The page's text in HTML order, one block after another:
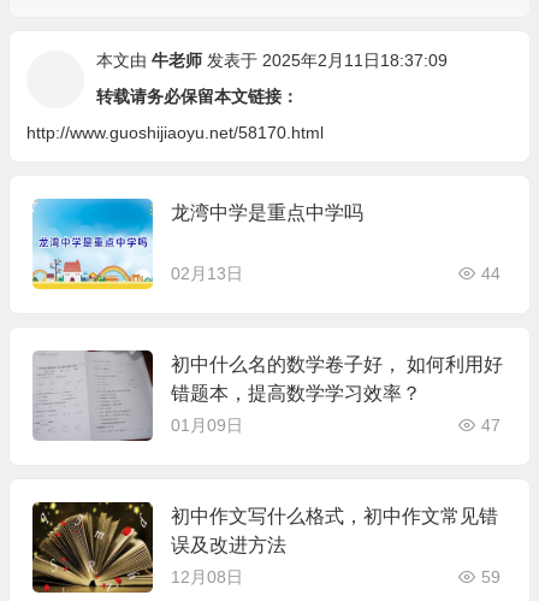
本文由 牛老师发表于 2025年2月11日18:37:09
转载请务必保留本文链接：
http://www.guoshijiaoyu.net/58170.html
龙湾中学是重点中学吗
02月13日 44
初中什么名的数学卷子好， 如何利用好
错题本，提高数学学习效率？
01月09日 47
初中作文写什么格式，初中作文常见错
误及改进方法
12月08日 59